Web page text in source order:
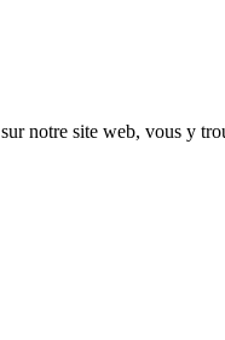
sur notre site web, vous y